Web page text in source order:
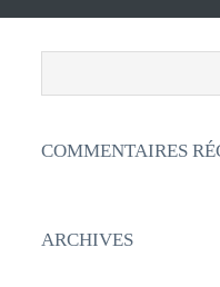
COMMENTAIRES
ARCHIVES